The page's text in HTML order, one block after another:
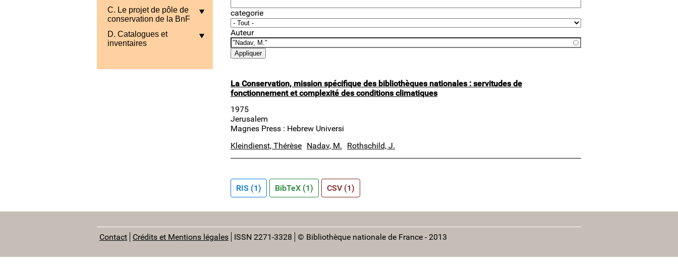
C. Le projet de pôle de
conservation de la BnF
D. Catalogues et
inventaires
categorie
Auteur
La Conservation, mission spécifique des bibliothèques nationales : servitudes de
fonctionnement et complexité des conditions climatiques
1975
Jerusalem
Magnes Press : Hebrew Universi
Kleindienst, Thérèse Nadav, M. Rothschild, J.
RIS (1) BibTeX (1) CSV (1)
Contact Crédits et Mentions légales ISSN 2271-3328 © Bibliothèque nationale de France - 2013